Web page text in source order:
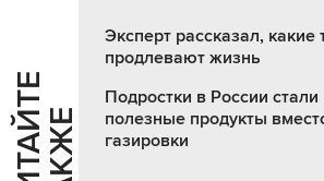
Ч
И
Т
А
Т
Е
Т
А
К
Ж
Эксперт рассказал, какие
продлевают жизнь
Подростки в России стали
полезные продукты
газировки